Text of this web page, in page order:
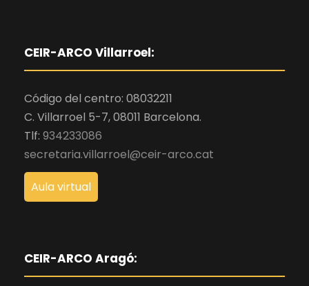
CEIR-ARCO Villarroel:
Código del centro: 08032211
C. Villarroel 5-7, 08011 Barcelona.
Tlf: 934233086
secretaria.villarroel@ceir-arco.cat
Aula virtual
CEIR-ARCO Aragó: